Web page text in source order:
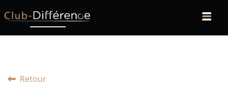
Retour